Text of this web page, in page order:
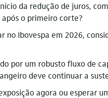
da redução de juros,
o primeiro corte?
no Ibovespa em 2026,
por um robusto fluxo de
deve continuar a
agora ou esperar